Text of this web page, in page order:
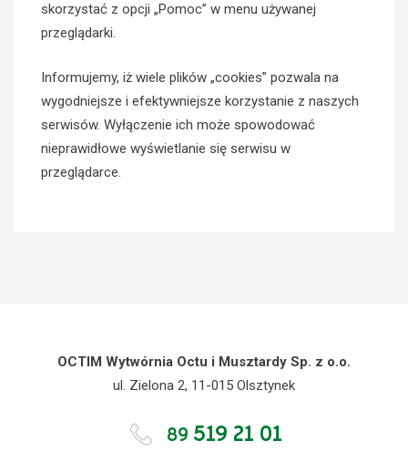
skorzystać z opcji „Pomoc” w menu używanej
przeglądarki.
Informujemy, iż wiele plików „cookies” pozwala na
wygodniejsze i efektywniejsze korzystanie z naszych
serwisów. Wyłączenie ich może spowodować
nieprawidłowe wyświetlanie się serwisu w
przeglądarce.
OCTIM Wytwórnia Octu i Musztardy Sp. z o.o.
ul. Zielona 2, 11-015 Olsztynek
89 519 21 01